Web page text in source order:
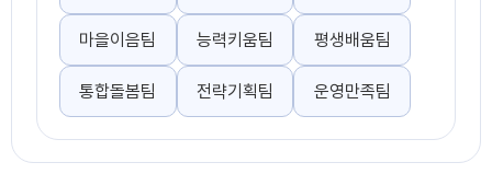
마을이음팀 능력키움팀 평생배움팀
통합돌봄팀 전략기획팀 운영만족팀